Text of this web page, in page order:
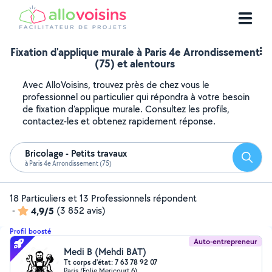
Fixation d'applique murale à Paris 4e Arrondissement
(75) et alentours
Avec AlloVoisins, trouvez près de chez vous le
professionnel ou particulier qui répondra à votre besoin
de fixation d'applique murale. Consultez les profils,
contactez-les et obtenez rapidement réponse.
Bricolage - Petits travaux
à Paris 4e Arrondissement (75)
18 Particuliers et 13 Professionnels répondent
-
4,9/5 (3 852 avis)
Profil boosté
Auto-entrepreneur
Medi B (Mehdi BAT)
Tt corps d'état: 7 63 78 92 07